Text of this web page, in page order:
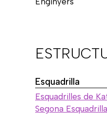
Esquadrilla
Esquadrilles de
Segona Esquadrilla